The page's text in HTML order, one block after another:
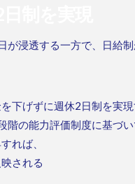
が浸透する一方で、日給
下げずに週休2日制を実現
の能力評価制度に基づい
れば、
される